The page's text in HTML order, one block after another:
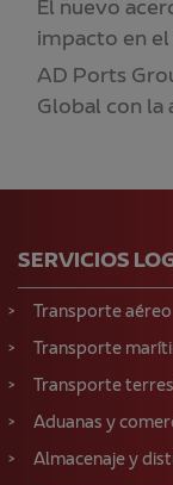
El nuevo
impacto en
AD Ports
Global con la
SERVICIOS
Transporte aéreo
Transporte
Transporte
Aduanas y
Almacenaje y